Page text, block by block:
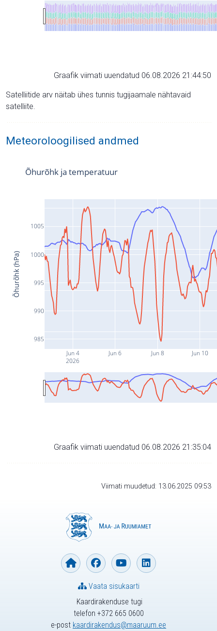
Graafik viimati uuendatud 06.08.2026 21:44:50
Satelliitide arv näitab ühes tunnis tugijaamale nähtavaid
satelliite.
Meteoroloogilised andmed
Jun 4
2026
Jun 6 Jun 8 Jun 10
985
990
995
1000
1005
Õhurõhk ja temperatuur
Õhurõhk (hPa)
Graafik viimati uuendatud 06.08.2026 21:35:04
Viimati muudetud: 13.06.2025 09:53
Kaardirakenduse tugi
telefon +372 665 0600
e-post kaardirakendus@maaruum.ee
Vaata sisukaarti